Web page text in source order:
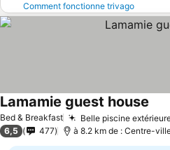
Comment fonctionne trivago
Bed & Breakfast Belle piscine
Lamamie guest house
6,5 477 à 8.2 km de : Centre-